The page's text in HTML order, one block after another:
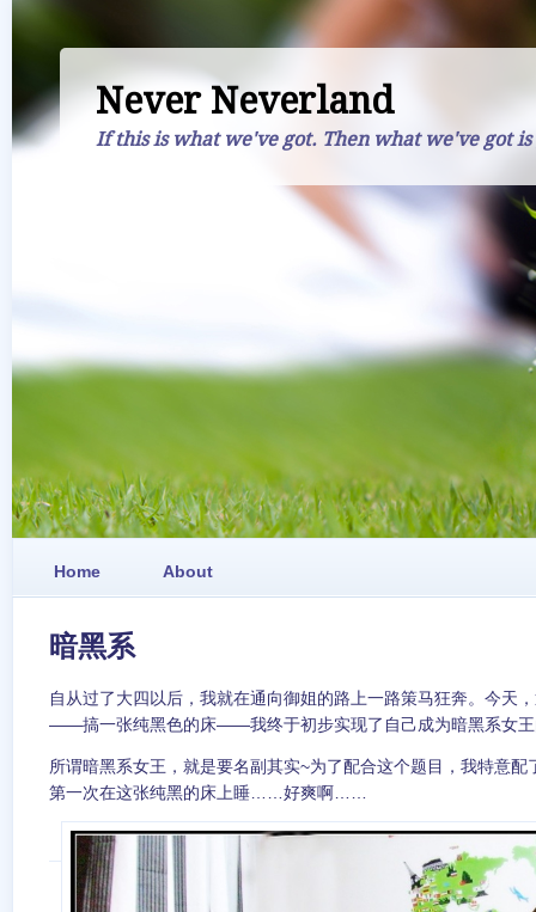
Never Neverland
If this is what we've got. Then what we've got is
Home About
暗黑系
自从过了大四以后，我就在通向御姐的路上一路策马狂奔。今天
——搞一张纯黑色的床——我终于初步实现了自己成为暗黑系女王
所谓暗黑系女王，就是要名副其实~为了配合这个题目，我特意配
第一次在这张纯黑的床上睡……好爽啊……